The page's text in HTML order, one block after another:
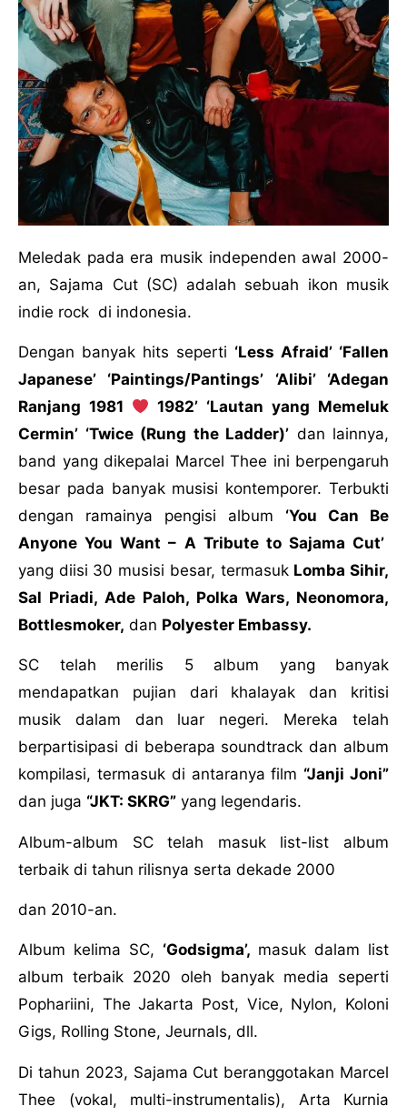
Meledak pada era musik independen awal 2000-
an, Sajama Cut (SC) adalah sebuah ikon musik
indie rock di indonesia.
Dengan banyak hits seperti ‘Less Afraid’ ‘Fallen
Japanese’ ‘Paintings/Pantings’ ‘Alibi’ ‘Adegan
Ranjang 1981
1982’ ‘Lautan yang Memeluk
Cermin’ ‘Twice (Rung the Ladder)’ dan lainnya,
band yang dikepalai Marcel Thee ini berpengaruh
besar pada banyak musisi kontemporer. Terbukti
dengan ramainya pengisi album ‘You Can Be
Anyone You Want – A Tribute to Sajama Cut’
yang diisi 30 musisi besar, termasuk Lomba Sihir,
Sal Priadi, Ade Paloh, Polka Wars, Neonomora,
Bottlesmoker, dan Polyester Embassy.
SC telah merilis 5 album yang banyak
mendapatkan pujian dari khalayak dan kritisi
musik dalam dan luar negeri. Mereka telah
berpartisipasi di beberapa soundtrack dan album
kompilasi, termasuk di antaranya film “Janji Joni”
dan juga “JKT: SKRG” yang legendaris.
Album-album SC telah masuk list-list album
terbaik di tahun rilisnya serta dekade 2000
dan 2010-an.
Album kelima SC, ‘Godsigma’, masuk dalam list
album terbaik 2020 oleh banyak media seperti
Pophariini, The Jakarta Post, Vice, Nylon, Koloni
Gigs, Rolling Stone, Jeurnals, dll.
Di tahun 2023, Sajama Cut beranggotakan Marcel
Thee (vokal, multi-instrumentalis), Arta Kurnia